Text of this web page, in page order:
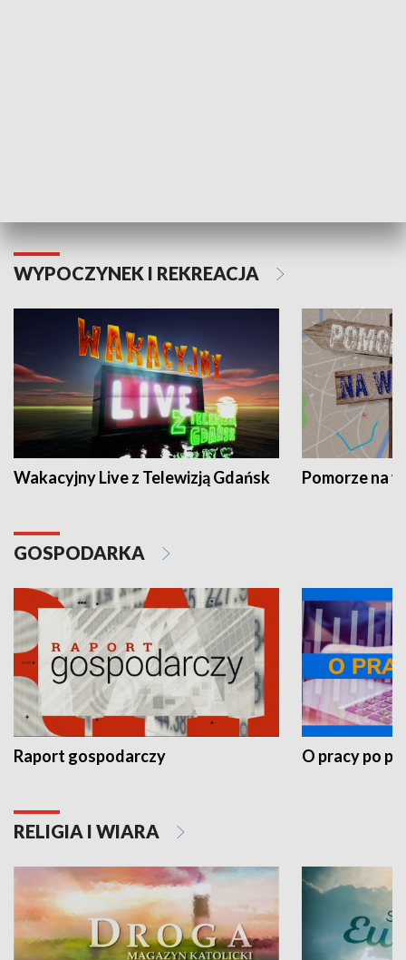
WYPOCZYNEK I REKREACJA
Wakacyjny Live z Telewizją Gdańsk Pomorze na
GOSPODARKA
Raport gospodarczy O pracy po
RELIGIA I WIARA